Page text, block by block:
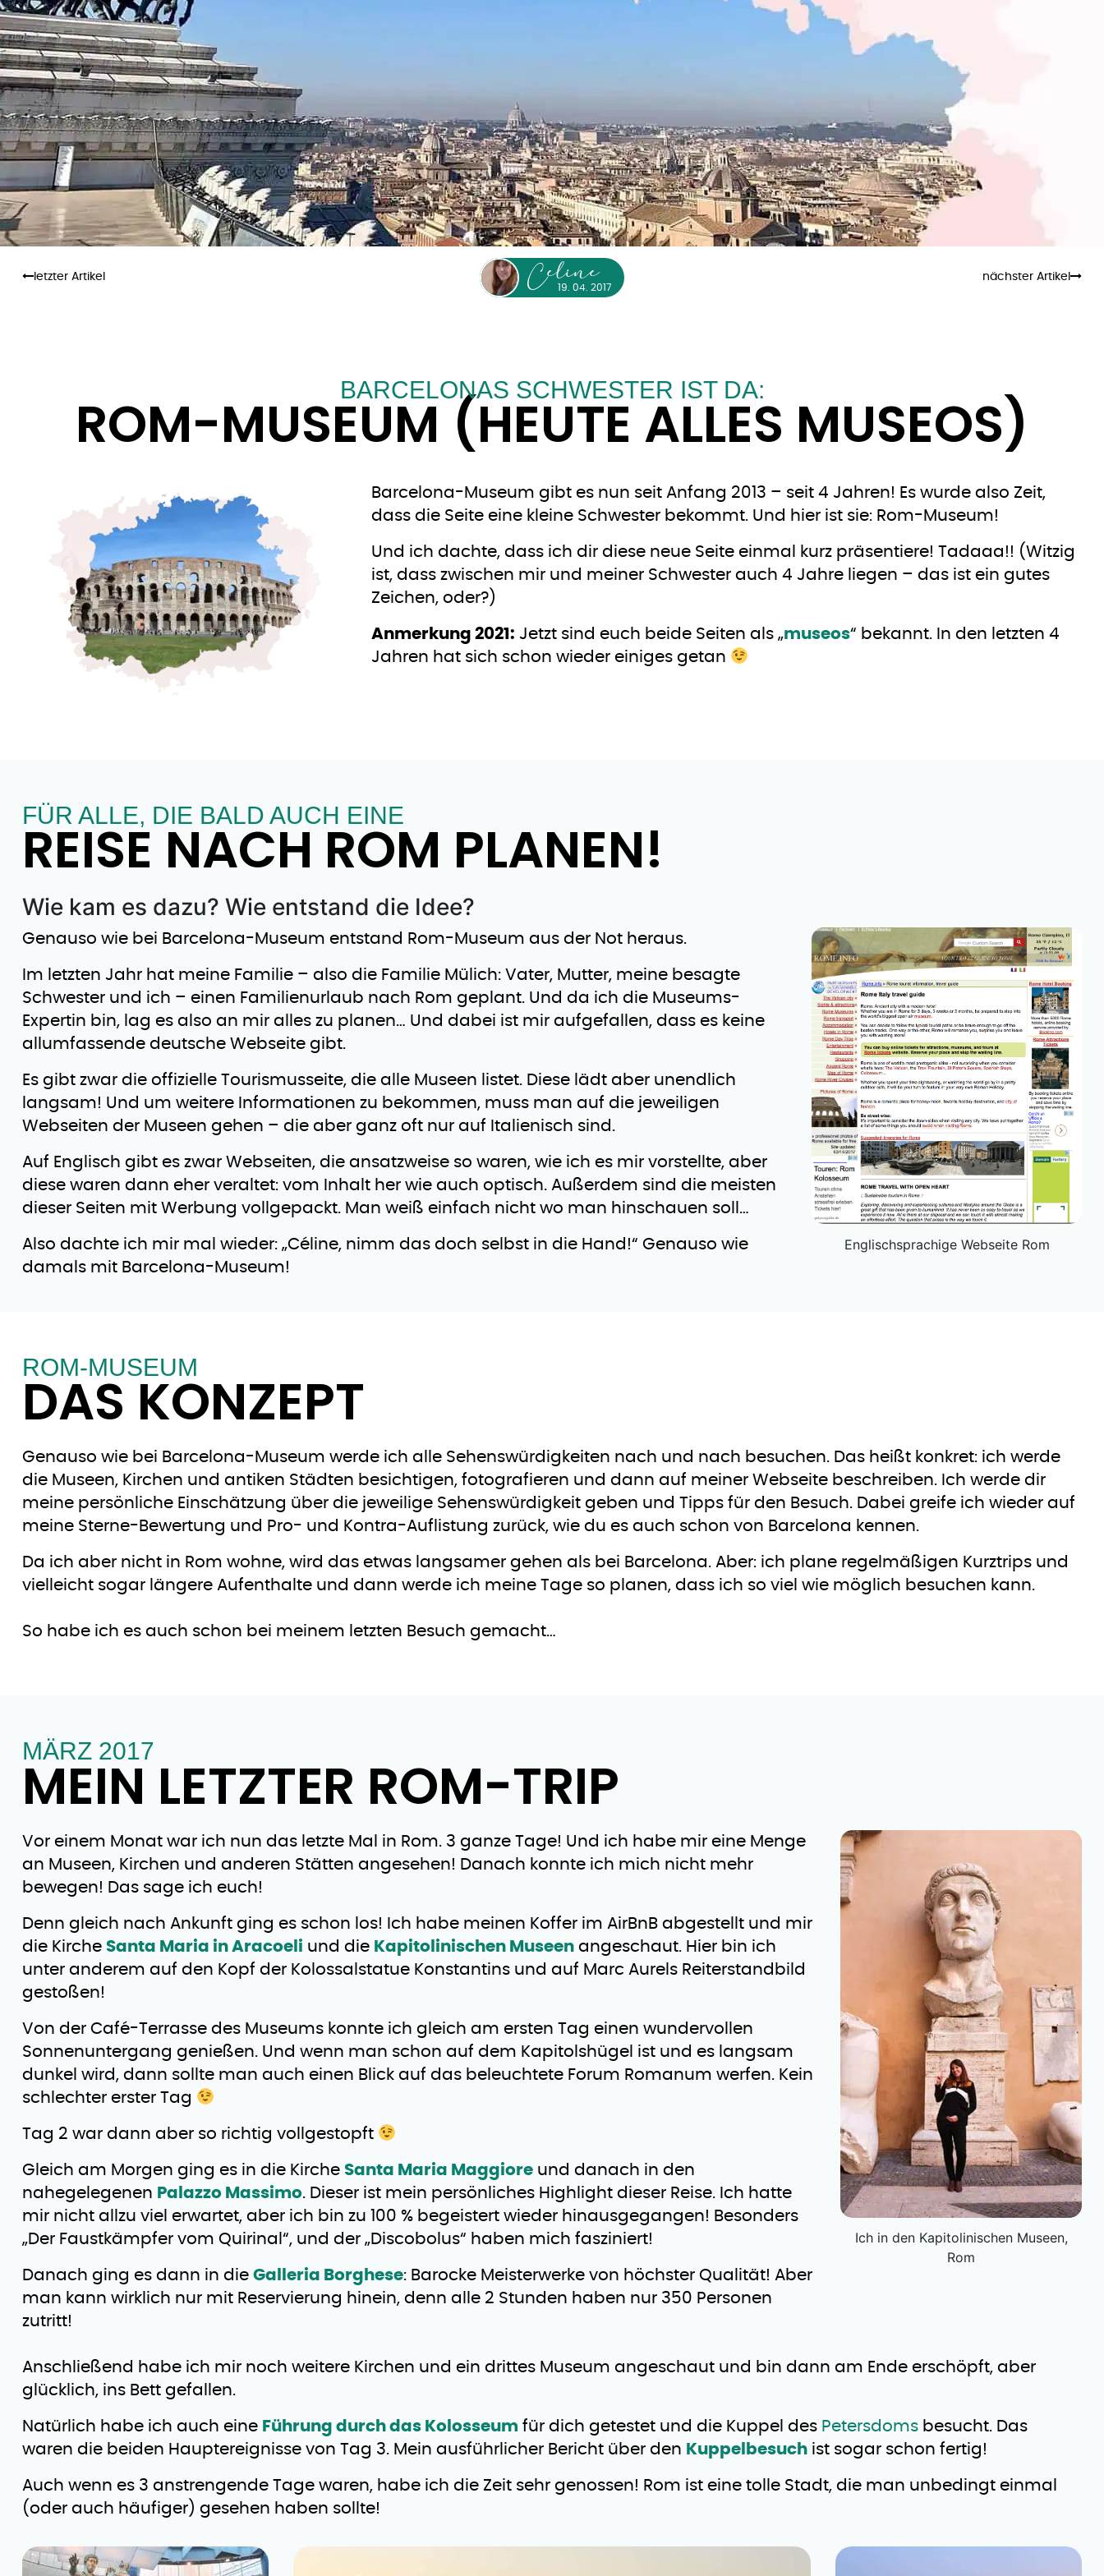
letzter Artikel Celine
19. 04. 2017
nächster Artikel
BARCELONAS SCHWESTER IST DA:
ROM-MUSEUM (HEUTE ALLES MUSEOS)
Barcelona-Museum gibt es nun seit Anfang 2013 – seit 4 Jahren! Es wurde also Zeit,
dass die Seite eine kleine Schwester bekommt. Und hier ist sie: Rom-Museum!
Und ich dachte, dass ich dir diese neue Seite einmal kurz präsentiere! Tadaaa!! (Witzig
ist, dass zwischen mir und meiner Schwester auch 4 Jahre liegen – das ist ein gutes
Zeichen, oder?)
Anmerkung 2021: Jetzt sind euch beide Seiten als „museos“ bekannt. In den letzten 4
Jahren hat sich schon wieder einiges getan
FÜR ALLE, DIE BALD AUCH EINE
REISE NACH ROM PLANEN!
Wie kam es dazu? Wie entstand die Idee?
Englischsprachige Webseite Rom
Genauso wie bei Barcelona-Museum entstand Rom-Museum aus der Not heraus.
Im letzten Jahr hat meine Familie – also die Familie Mülich: Vater, Mutter, meine besagte
Schwester und ich – einen Familienurlaub nach Rom geplant. Und da ich die Museums-
Expertin bin, lag es also an mir alles zu planen… Und dabei ist mir aufgefallen, dass es keine
allumfassende deutsche Webseite gibt.
Es gibt zwar die offizielle Tourismusseite, die alle Museen listet. Diese lädt aber unendlich
langsam! Und um weitere Informationen zu bekommen, muss man auf die jeweiligen
Webseiten der Museen gehen – die aber ganz oft nur auf Italienisch sind.
Auf Englisch gibt es zwar Webseiten, die ansatzweise so waren, wie ich es mir vorstellte, aber
diese waren dann eher veraltet: vom Inhalt her wie auch optisch. Außerdem sind die meisten
dieser Seiten mit Werbung vollgepackt. Man weiß einfach nicht wo man hinschauen soll…
Also dachte ich mir mal wieder: „Céline, nimm das doch selbst in die Hand!“ Genauso wie
damals mit Barcelona-Museum!
ROM-MUSEUM
DAS KONZEPT
Genauso wie bei Barcelona-Museum werde ich alle Sehenswürdigkeiten nach und nach besuchen. Das heißt konkret: ich werde
die Museen, Kirchen und antiken Städten besichtigen, fotografieren und dann auf meiner Webseite beschreiben. Ich werde dir
meine persönliche Einschätzung über die jeweilige Sehenswürdigkeit geben und Tipps für den Besuch. Dabei greife ich wieder auf
meine Sterne-Bewertung und Pro- und Kontra-Auflistung zurück, wie du es auch schon von Barcelona kennen.
Da ich aber nicht in Rom wohne, wird das etwas langsamer gehen als bei Barcelona. Aber: ich plane regelmäßigen Kurztrips und
vielleicht sogar längere Aufenthalte und dann werde ich meine Tage so planen, dass ich so viel wie möglich besuchen kann.
So habe ich es auch schon bei meinem letzten Besuch gemacht…
MÄRZ 2017
MEIN LETZTER ROM-TRIP
Ich in den Kapitolinischen Museen,
Rom
Vor einem Monat war ich nun das letzte Mal in Rom. 3 ganze Tage! Und ich habe mir eine Menge
an Museen, Kirchen und anderen Stätten angesehen! Danach konnte ich mich nicht mehr
bewegen! Das sage ich euch!
Denn gleich nach Ankunft ging es schon los! Ich habe meinen Koffer im AirBnB abgestellt und mir
die Kirche Santa Maria in Aracoeli und die Kapitolinischen Museen angeschaut. Hier bin ich
unter anderem auf den Kopf der Kolossalstatue Konstantins und auf Marc Aurels Reiterstandbild
gestoßen!
Von der Café-Terrasse des Museums konnte ich gleich am ersten Tag einen wundervollen
Sonnenuntergang genießen. Und wenn man schon auf dem Kapitolshügel ist und es langsam
dunkel wird, dann sollte man auch einen Blick auf das beleuchtete Forum Romanum werfen. Kein
schlechter erster Tag
Tag 2 war dann aber so richtig vollgestopft
Gleich am Morgen ging es in die Kirche Santa Maria Maggiore und danach in den
nahegelegenen Palazzo Massimo. Dieser ist mein persönliches Highlight dieser Reise. Ich hatte
mir nicht allzu viel erwartet, aber ich bin zu 100 % begeistert wieder hinausgegangen! Besonders
„Der Faustkämpfer vom Quirinal“, und der „Discobolus“ haben mich fasziniert!
Danach ging es dann in die Galleria Borghese: Barocke Meisterwerke von höchster Qualität! Aber
man kann wirklich nur mit Reservierung hinein, denn alle 2 Stunden haben nur 350 Personen
zutritt!
Anschließend habe ich mir noch weitere Kirchen und ein drittes Museum angeschaut und bin dann am Ende erschöpft, aber
glücklich, ins Bett gefallen.
Natürlich habe ich auch eine Führung durch das Kolosseum für dich getestet und die Kuppel des Petersdoms besucht. Das
waren die beiden Hauptereignisse von Tag 3. Mein ausführlicher Bericht über den Kuppelbesuch ist sogar schon fertig!
Auch wenn es 3 anstrengende Tage waren, habe ich die Zeit sehr genossen! Rom ist eine tolle Stadt, die man unbedingt einmal
(oder auch häufiger) gesehen haben sollte! ​